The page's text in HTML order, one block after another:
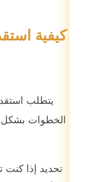
كيفية
يتطلب
الخطوات
تحديد إذا